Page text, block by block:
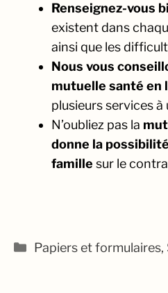
Renseignez-vous
existent dans
ainsi que les
Nous vous
mutuelle santé en
plusieurs services
N’oubliez pas la
donne la
famille sur le
Catégories
Papiers et formulaires,